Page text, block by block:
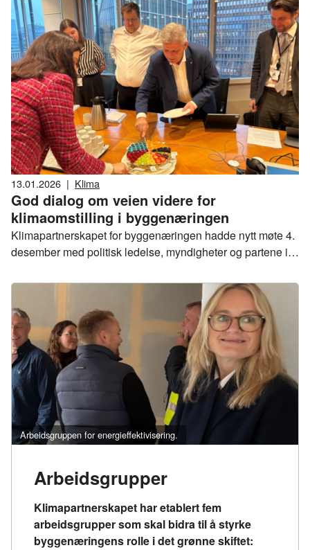
13.01.2026 | Klima
God dialog om veien videre for
klimaomstilling i byggenæringen
Klimapartnerskapet for byggenæringen hadde nytt møte 4.
desember med politisk ledelse, myndigheter og partene i
Skjæran møtte Fellesforbundet og NHO Byggenæringen,
sammen med statssekretærene Martin Østtveit-Moe (KDD),
Astrid Hoem (KLD) og Vegard Wennesland (NFD).
Direktoratet for byggkvalitet (DiBK) og Husbanken var
representert.
Arbeidsgruppen for energieffektivisering.
Arbeidsgrupper
Klimapartnerskapet har etablert fem
arbeidsgrupper som skal bidra til å styrke
byggenæringens rolle i det grønne skiftet: